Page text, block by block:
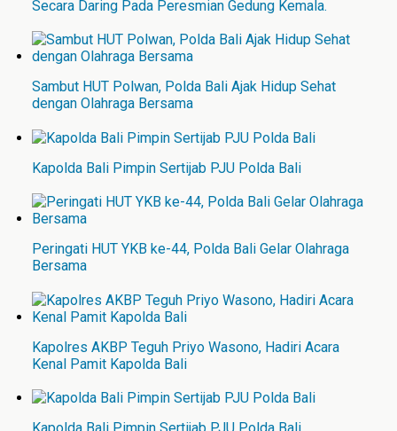
Secara Daring Pada Peresmian Gedung Kemala.
Sambut HUT Polwan, Polda Bali Ajak Hidup Sehat
dengan Olahraga Bersama
Kapolda Bali Pimpin Sertijab PJU Polda Bali
Peringati HUT YKB ke-44, Polda Bali Gelar Olahraga
Bersama
Kapolres AKBP Teguh Priyo Wasono, Hadiri Acara
Kenal Pamit Kapolda Bali